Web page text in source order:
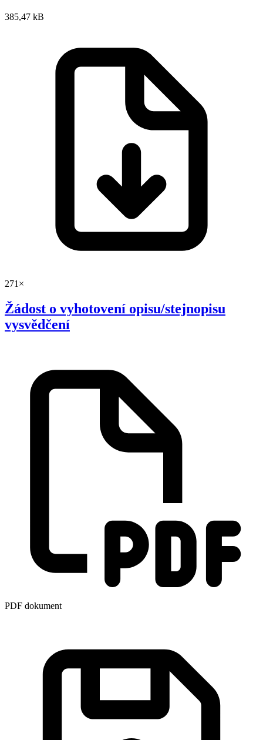
385,47 kB
271×
Žádost o vyhotovení opisu/stejnopisu
vysvědčení
PDF dokument